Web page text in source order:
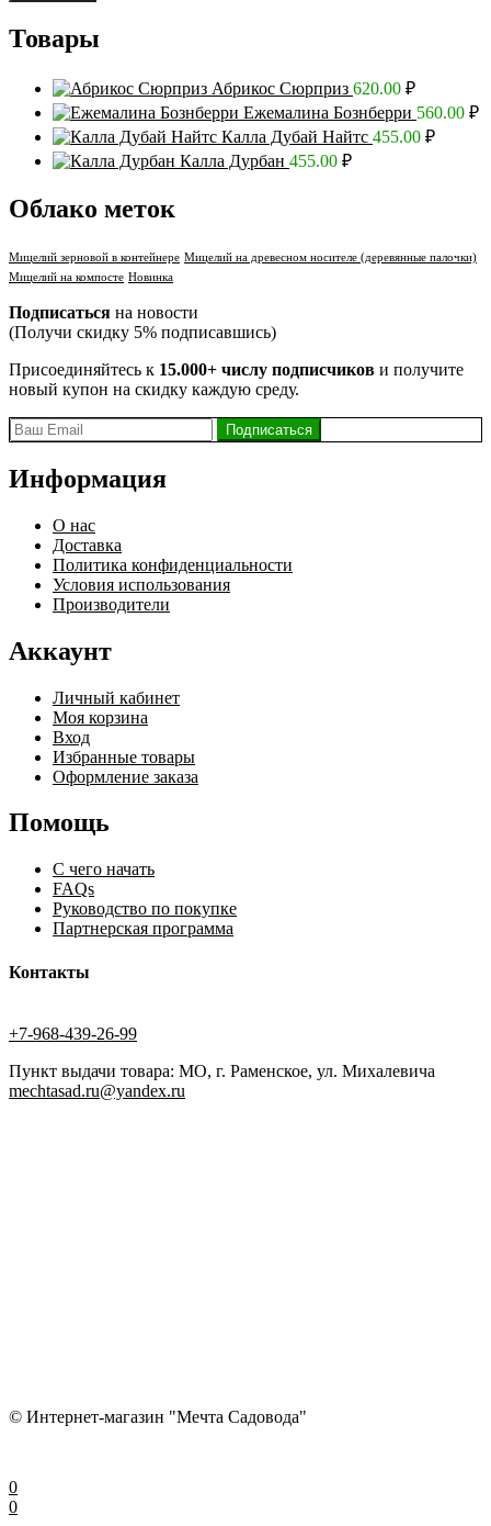
Товары
Абрикос Сюрприз 620.00 ₽
Ежемалина Бознберри 560.00 ₽
Калла Дубай Найтс 455.00 ₽
Калла Дурбан 455.00 ₽
Облако меток
Мицелий зерновой в контейнере Мицелий на древесном носителе (деревянные палочки)
Мицелий на компосте Новинка
Подписаться на новости
(Получи скидку 5% подписавшись)
Присоединяйтесь к 15.000+ числу подписчиков и получите
новый купон на скидку каждую среду.
Информация
О нас
Доставка
Политика конфиденциальности
Условия использования
Производители
Аккаунт
Личный кабинет
Моя корзина
Вход
Избранные товары
Оформление заказа
Помощь
С чего начать
FAQs
Руководство по покупке
Партнерская программа
Контакты
+7-968-439-26-99
Пункт выдачи товара: МО, г. Раменское, ул. Михалевича
mechtasad.ru@yandex.ru
© Интернет-магазин "Мечта Садовода"
0
0